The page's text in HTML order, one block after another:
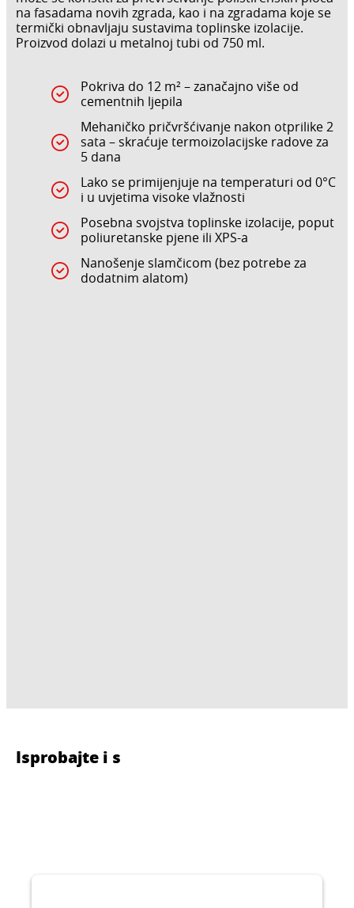
na fasadama novih zgrada, kao i na zgradama koje se
termički obnavljaju sustavima toplinske izolacije.
Proizvod dolazi u metalnoj tubi od 750 ml.
Pokriva do 12 m² – zanačajno više od
cementnih ljepila
Mehaničko pričvršćivanje nakon otprilike 2
sata – skraćuje termoizolacijske radove za
5 dana
Lako se primijenjuje na temperaturi od 0°C
i u uvjetima visoke vlažnosti
Posebna svojstva toplinske izolacije, poput
poliuretanske pjene ili XPS-a
Nanošenje slamčicom (bez potrebe za
dodatnim alatom)
Isprobajte i s